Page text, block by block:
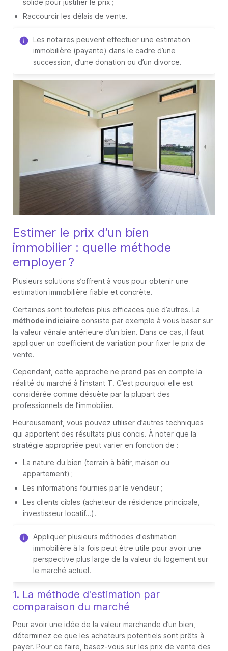
Raccourcir les délais de vente.
Les notaires peuvent effectuer une estimation
immobilière (payante) dans le cadre d’une
succession, d’une donation ou d’un divorce.
Estimer le prix d’un bien
immobilier : quelle méthode
employer ?
Plusieurs solutions s’offrent à vous pour obtenir une
estimation immobilière fiable et concrète.
Certaines sont toutefois plus efficaces que d’autres. La
méthode indiciaire consiste par exemple à vous baser sur
la valeur vénale antérieure d’un bien. Dans ce cas, il faut
appliquer un coefficient de variation pour fixer le prix de
vente.
Cependant, cette approche ne prend pas en compte la
réalité du marché à l’instant T. C’est pourquoi elle est
considérée comme désuète par la plupart des
professionnels de l’immobilier.
Heureusement, vous pouvez utiliser d’autres techniques
qui apportent des résultats plus concis. À noter que la
stratégie appropriée peut varier en fonction de :
La nature du bien (terrain à bâtir, maison ou
appartement) ;
Les informations fournies par le vendeur ;
Les clients cibles (acheteur de résidence principale,
investisseur locatif…).
Appliquer plusieurs méthodes d'estimation
immobilière à la fois peut être utile pour avoir une
perspective plus large de la valeur du logement sur
le marché actuel.
1. La méthode d'estimation par
comparaison du marché
Pour avoir une idée de la valeur marchande d’un bien,
déterminez ce que les acheteurs potentiels sont prêts à
payer. Pour ce faire, basez-vous sur les prix de vente des